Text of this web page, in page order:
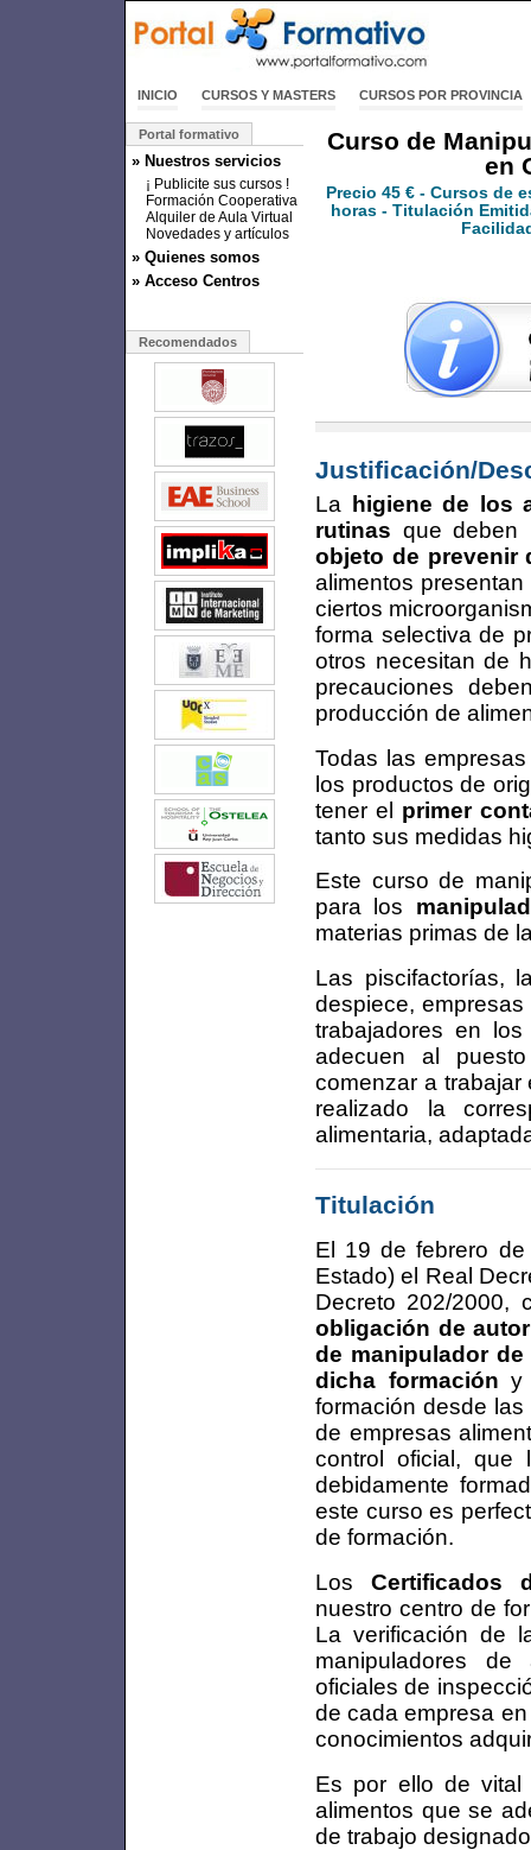
INICIO CURSOS Y MASTERS CURSOS POR PROVINCIA
Portal formativo
» Nuestros servicios
¡ Publicite sus cursos !
Formación Cooperativa
Alquiler de Aula Virtual
Novedades y artículos
» Quienes somos
» Acceso Centros
Recomendados
Curso de
en
Precio 45 € - Cursos de
horas - Titulación
Justificación/
La higiene de los
rutinas que deben
objeto de prevenir
alimentos
ciertos
forma selectiva de
otros necesitan de
precauciones
producción de
Todas las
los productos de
tener el primer
tanto sus medidas
Este curso de
para los
materias primas de
Las piscifactorías,
despiece,
trabajadores en
adecuen al
comenzar a
realizado la
alimentaria,
Titulación
El 19 de febrero
Estado) el Real
Decreto 202/2000,
obligación de
de manipulador
dicha formación y
formación desde
de empresas
control oficial, que
debidamente
este curso es
de formación.
Los Certificados
nuestro centro de
La verificación de
manipuladores
oficiales de
de cada empresa
conocimientos
Es por ello de vital
alimentos que se
de trabajo